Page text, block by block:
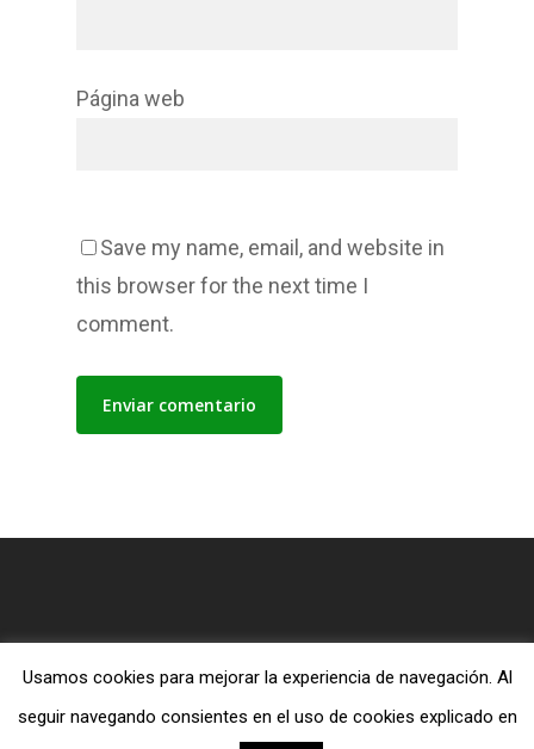
Página web
Save my name, email, and website in
this browser for the next time I
comment.
Usamos cookies para mejorar la experiencia de navegación. Al
seguir navegando consientes en el uso de cookies explicado en